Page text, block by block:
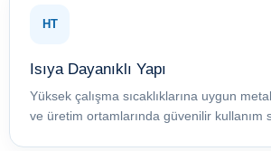
HT
Isıya Dayanıklı Yapı
Yüksek çalışma sıcaklıklarına uygun
ve üretim ortamlarında güvenilir kullanım